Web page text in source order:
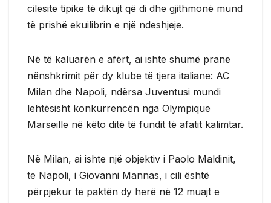
cilësitë tipike të dikujt që di dhe gjithmonë mund
të prishë ekuilibrin e një ndeshjeje.
Në të kaluarën e afërt, ai ishte shumë pranë
nënshkrimit për dy klube të tjera italiane: AC
Milan dhe Napoli, ndërsa Juventusi mundi
lehtësisht konkurrencën nga Olympique
Marseille në këto ditë të fundit të afatit kalimtar.
Në Milan, ai ishte një objektiv i Paolo Maldinit,
te Napoli, i Giovanni Mannas, i cili është
përpjekur të paktën dy herë në 12 muajt e